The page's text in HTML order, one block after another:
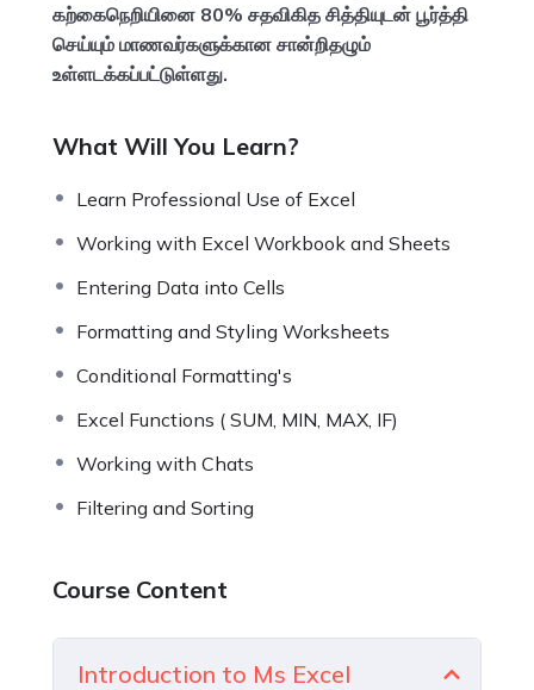
கற்கைநெறியினை 80% சதவிகித சித்தியுடன் பூர்த்தி
செய்யும் மாணவர்களுக்கான சான்றிதழும்
உள்ளடக்கப்பட்டுள்ளது.
What Will You Learn?
Learn Professional Use of Excel
Working with Excel Workbook and Sheets
Entering Data into Cells
Formatting and Styling Worksheets
Conditional Formatting's
Excel Functions ( SUM, MIN, MAX, IF)
Working with Chats
Filtering and Sorting
Course Content
Introduction to Ms Excel